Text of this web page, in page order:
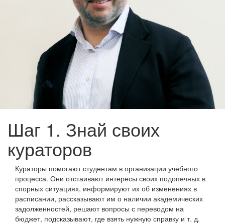
Шаг 1. Знай своих
кураторов
Кураторы помогают студентам в организации учебного
процесса. Они отстаивают интересы своих подопечных в
спорных ситуациях, информируют их об изменениях в
расписании, рассказывают им о наличии академических
задолженностей, решают вопросы с переводом на
бюджет, подсказывают, где взять нужную справку и т. д.